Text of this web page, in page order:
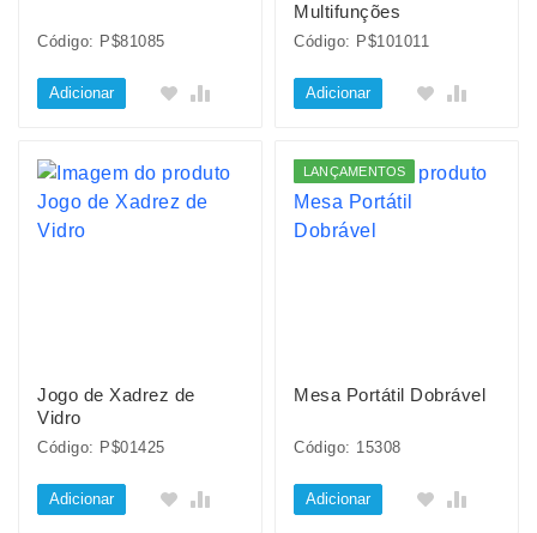
Código: P$81085
Adicionar
Multifunções
Código: P$101011
Adicionar
Jogo de Xadrez de
Vidro
Código: P$01425
Adicionar
LANÇAMENTOS
Mesa Portátil Dobrável
Código: 15308
Adicionar